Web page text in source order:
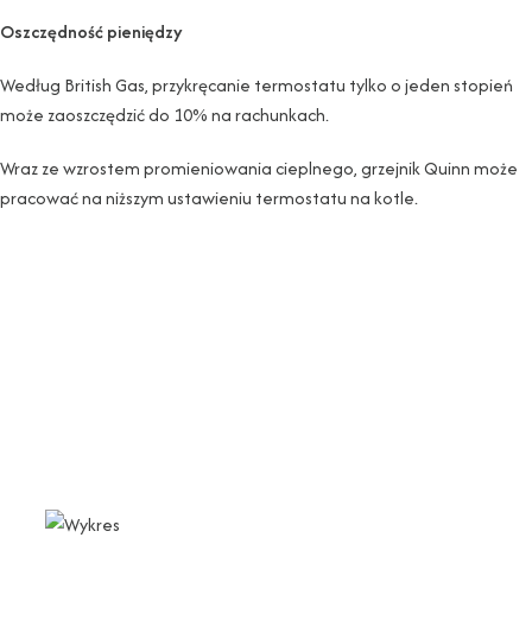
Oszczędność pieniędzy
Według British Gas, przykręcanie termostatu tylko o jeden stopień
może zaoszczędzić do 10% na rachunkach.
Wraz ze wzrostem promieniowania cieplnego, grzejnik Quinn może
pracować na niższym ustawieniu termostatu na kotle.